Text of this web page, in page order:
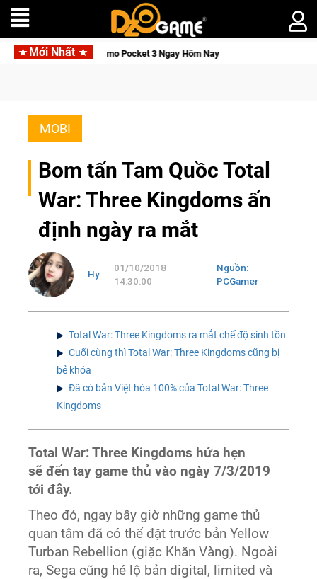
Mới Nhất
Săn DJI Osmo Pocket 3 Ngay Hôm Nay
MOBI
Bom tấn Tam Quồc Total
War: Three Kingdoms ấn
định ngày ra mắt
Hy
01/10/2018
14:30:00
Nguồn:
PCGamer
Total War: Three Kingdoms ra mắt chế độ sinh tồn
Cuối cùng thì Total War: Three Kingdoms cũng bị
bẻ khóa
Đã có bản Việt hóa 100% của Total War: Three
Kingdoms
Total War: Three Kingdoms hứa hẹn
sẽ đến tay game thủ vào ngày 7/3/2019
tới đây.
Theo đó, ngay bây giờ những game thủ
quan tâm đã có thể đặt trước bản Yellow
Turban Rebellion (giặc Khăn Vàng). Ngoài
ra, Sega cũng hé lộ bản digital, limited và